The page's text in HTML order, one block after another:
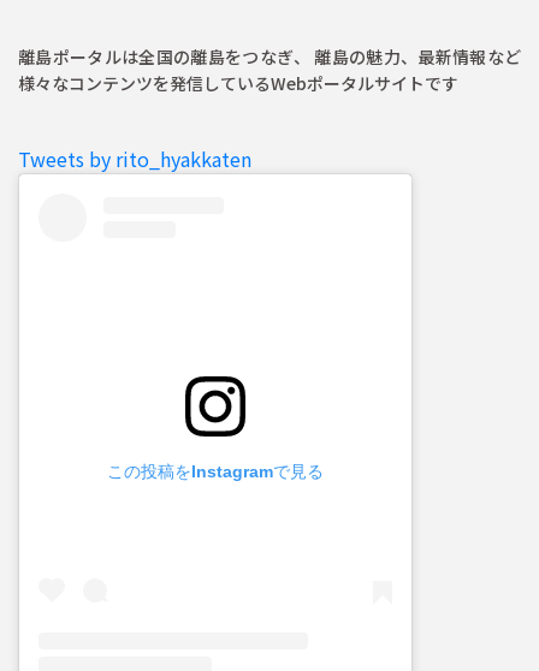
離島ポータルは全国の離島をつなぎ、 離島の魅力、最新情報など
様々なコンテンツを発信しているWebポータルサイトです
Tweets by rito_hyakkaten
この投稿をInstagramで見る